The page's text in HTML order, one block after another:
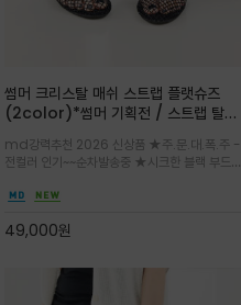
썸머 크리스탈 매쉬 스트랩 플랫슈즈
(2color)*썸머 기획전 / 스트랩 탈착
세한 메쉬 짜임 위로 은은하게 반짝이는
크리스탈 디테일을 더한 플랫슈즈
md강력추천 2026 신상품 ★주.문.대.폭.주 -
전컬러 인기~~순차발송중 ★시크한 블랙 부드러
하게 좋으며 가볍고 시원해 데일리 만능 아이템 /
49,000원